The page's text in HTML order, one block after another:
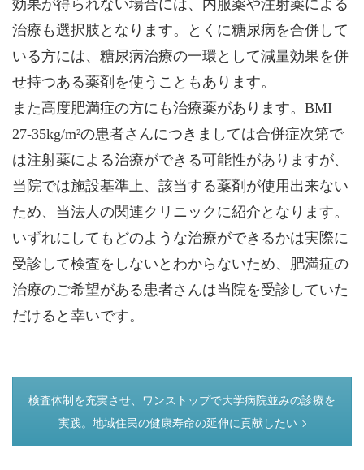
効果が得られない場合には、内服薬や注射薬による
治療も選択肢となります。とくに糖尿病を合併して
いる方には、糖尿病治療の一環として減量効果を併
せ持つある薬剤を使うこともあります。
また高度肥満症の方にも治療薬があります。BMI
27-35kg/m²の患者さんにつきましては合併症次第で
は注射薬による治療ができる可能性がありますが、
当院では施設基準上、該当する薬剤が使用出来ない
ため、当法人の関連クリニックに紹介となります。
いずれにしてもどのような治療ができるかは実際に
受診して検査をしないとわからないため、肥満症の
治療のご希望がある患者さんは当院を受診していた
だけると幸いです。
つぎのページ
検査体制を充実させ、ワンストップで大学病院並みの診療を
実践。地域住民の健康寿命の延伸に貢献したい